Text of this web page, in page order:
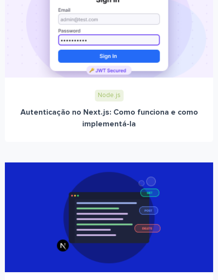
Node.js
Autenticação no Next.js: Como funciona e como
implementá-la